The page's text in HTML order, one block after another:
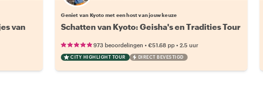
van
Geniet van Kyoto met een host van jouw keuze
Schatten van Kyoto: Geisha's en Tradities Tour
973 beoordelingen •€51.68 pp •2.5 uur
CITY HIGHLIGHT TOUR DIRECT BEVESTIGD